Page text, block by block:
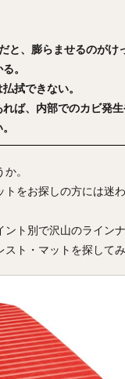
と、膨らませるのがけ
。
拭できない。
れば、内部でのカビ発
。
トをお探しの方には迷
ト別で沢山のライン
スト・マットを探して